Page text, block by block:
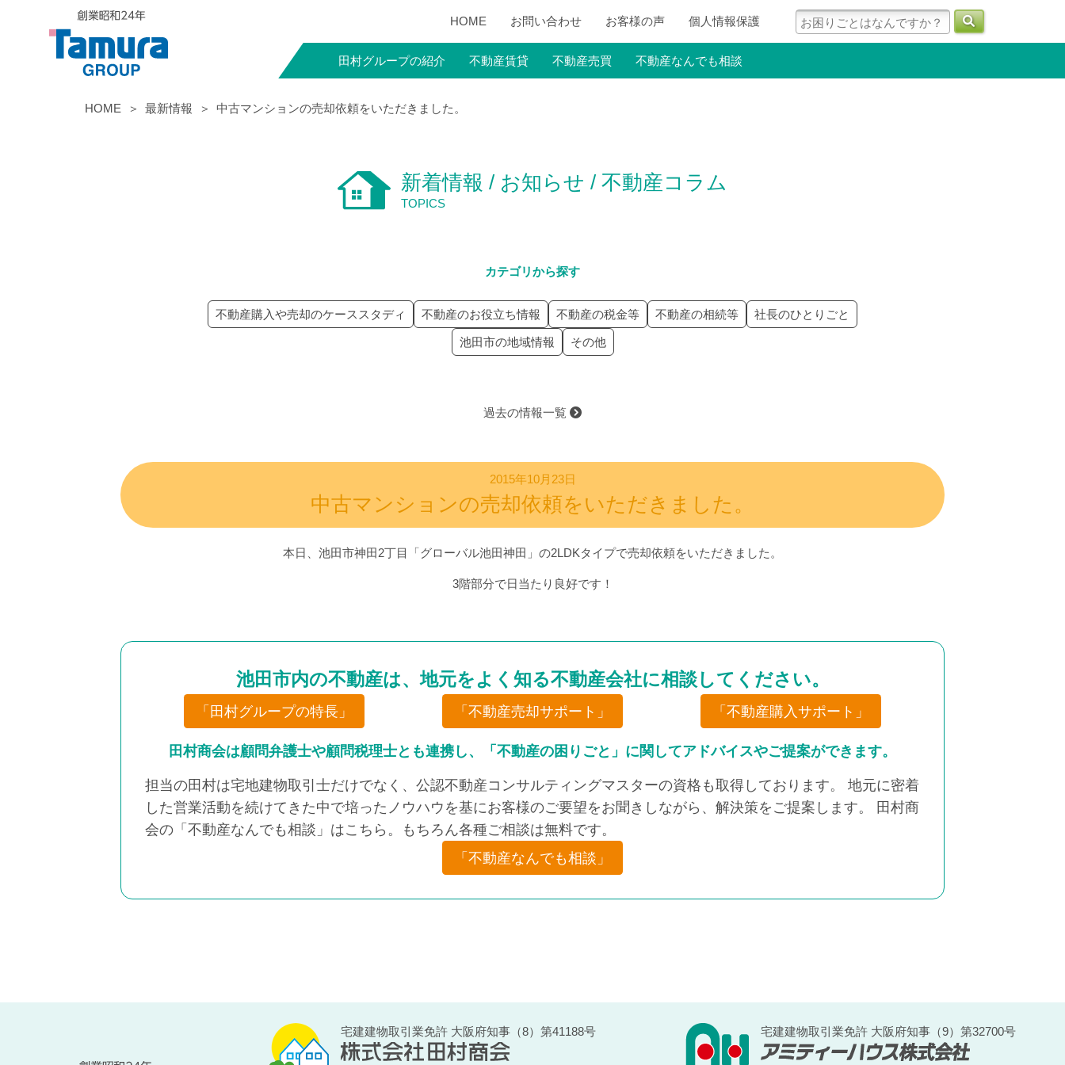
HOME お問い合わせ お客様の声 個人情報保護
田村グループの紹介 不動産賃貸 不動産売買 不動産なんでも相談
HOME 最新情報 中古マンションの売却依頼をいただきました。
新着情報 / お知らせ / 不動産コラム
TOPICS
カテゴリから探す
不動産購入や売却のケーススタディ 不動産のお役立ち情報 不動産の税金等 不動産の相続等 社長のひとりごと
池田市の地域情報 その他
過去の情報一覧
2015年10月23日
中古マンションの売却依頼をいただきました。
本日、池田市神田2丁目「グローバル池田神田」の2LDKタイプで売却依頼をいただきました。
3階部分で日当たり良好です！
池田市内の不動産は、地元をよく知る不動産会社に相談してください。
「田村グループの特長」 「不動産売却サポート」 「不動産購入サポート」
田村商会は顧問弁護士や顧問税理士とも連携し、「不動産の困りごと」に関してアドバイスやご提案ができます。
担当の田村は宅地建物取引士だけでなく、公認不動産コンサルティングマスターの資格も取得しております。 地元に密着
した営業活動を続けてきた中で培ったノウハウを基にお客様のご要望をお聞きしながら、解決策をご提案します。 田村商
会の「不動産なんでも相談」はこちら。もちろん各種ご相談は無料です。
「不動産なんでも相談」
宅建建物取引業免許 大阪府知事（8）第41188号 宅建建物取引業免許 大阪府知事（9）第32700号